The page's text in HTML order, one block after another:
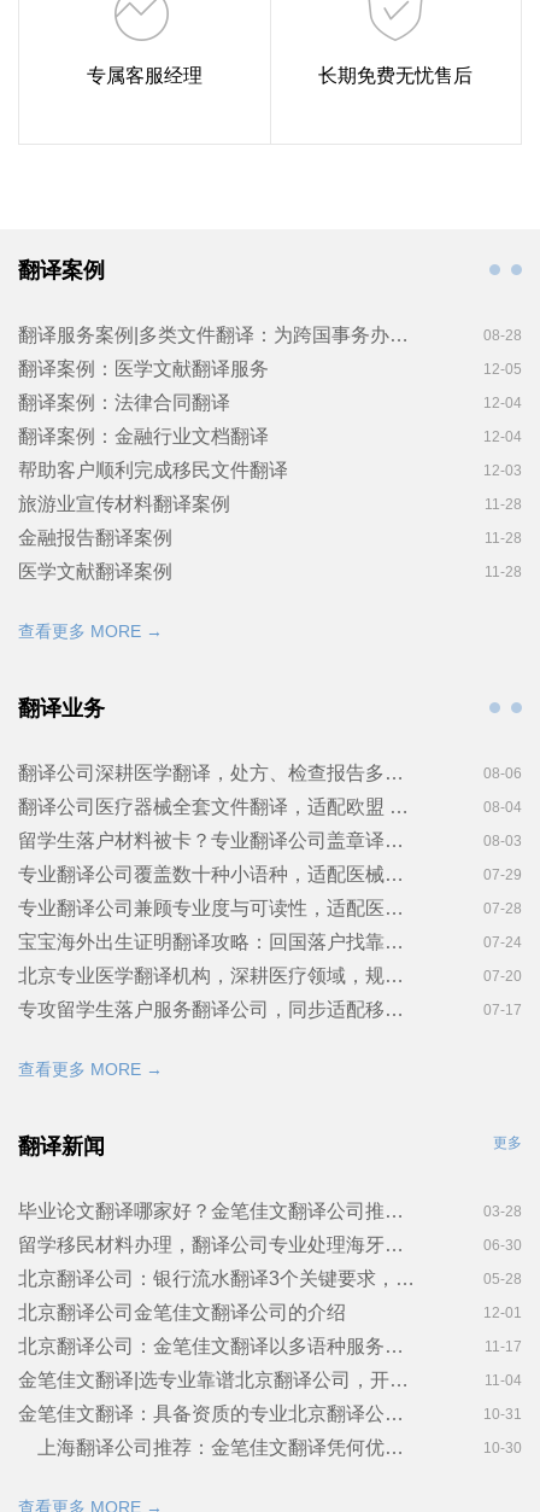
专属客服经理 长期免费无忧售后
翻译案例
翻译服务案例|多类文件翻译：为跨国事务办理保驾护航 08-28
翻译案例：医学文献翻译服务 12-05
翻译案例：法律合同翻译 12-04
翻译案例：金融行业文档翻译 12-04
帮助客户顺利完成移民文件翻译 12-03
旅游业宣传材料翻译案例 11-28
金融报告翻译案例 11-28
医学文献翻译案例 11-28
查看更多 MORE →
翻译业务
翻译公司深耕医学翻译，处方、检查报告多语种专业转换！金笔佳文翻译 08-06
翻译公司医疗器械全套文件翻译，适配欧盟 MDR 新规要求!金笔佳文翻译 08-04
留学生落户材料被卡？专业翻译公司盖章译文更稳妥——金笔佳文翻译 08-03
专业翻译公司覆盖数十种小语种，适配医械不同区域海外市场需求！金笔佳文翻译 07-29
专业翻译公司兼顾专业度与可读性，适配医学科普本地化传播！金笔佳文翻译 07-28
宝宝海外出生证明翻译攻略：回国落户找靠谱翻译机构不踩坑 07-24
北京专业医学翻译机构，深耕医疗领域，规范把控专业术语！金笔佳文翻译 07-20
专攻留学生落户服务翻译公司，同步适配移民签证翻译要求！金笔佳文翻译 07-17
查看更多 MORE →
翻译新闻 更多
毕业论文翻译哪家好？金笔佳文翻译公司推荐与优势分析 03-28
留学移民材料办理，翻译公司专业处理海牙认证翻译！金笔佳文翻译 06-30
北京翻译公司：银行流水翻译3个关键要求，签证材料别出错！金笔佳文翻译 05-28
北京翻译公司金笔佳文翻译公司的介绍 12-01
北京翻译公司：金笔佳文翻译以多语种服务，护航企业全球化战略 11-17
金笔佳文翻译|选专业靠谱北京翻译公司，开启跨国沟通高效新篇 11-04
金笔佳文翻译：具备资质的专业北京翻译公司，提供一站式精准翻译服务 10-31
上海翻译公司推荐：金笔佳文翻译凭何优势成企业出海“助推器” 10-30
查看更多 MORE →